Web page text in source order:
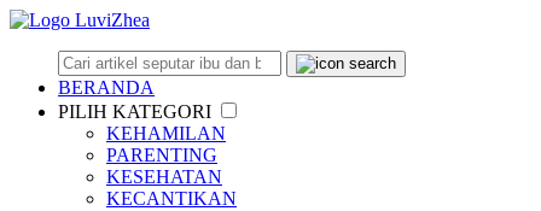
BERANDA
PILIH KATEGORI
KEHAMILAN
PARENTING
KESEHATAN
KECANTIKAN